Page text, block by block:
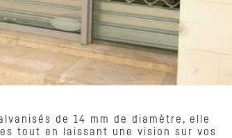
de 14 mm de diamètre, elle
tout en laissant une vision sur vos